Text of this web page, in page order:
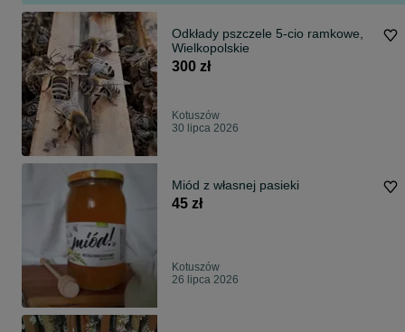
Odkłady pszczele 5-cio ramkowe,
Wielkopolskie
300 zł
Kotuszów
30 lipca 2026
Miód z własnej pasieki
45 zł
Kotuszów
26 lipca 2026